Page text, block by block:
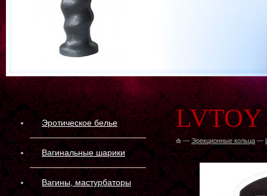
Эротическое белье
Вагинальные шарики
Вагины, мастурбаторы
LVTOY
— Эрекционные кольца —